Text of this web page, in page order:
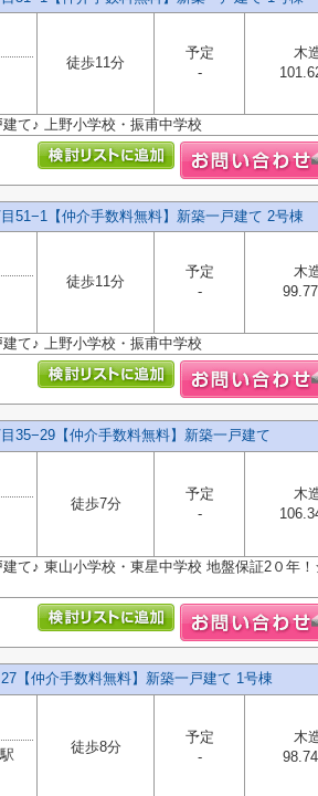
徒歩11分
予定
-
木
♪ 上野小学校・振甫中学校
51−1【仲介手数料無料】新築一戸建て 2号棟
徒歩11分
予定
-
木
♪ 上野小学校・振甫中学校
35−29【仲介手数料無料】新築一戸建て
徒歩7分
予定
-
木
♪ 東山小学校・東星中学校 地盤保証2０年！
【仲介手数料無料】新築一戸建て 1号棟
徒歩8分
予定
-
木